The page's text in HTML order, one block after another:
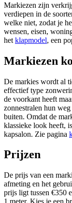
Markiezen zijn
verdiepen in de
welke niet, zodat je
wensen, eisen,
het klapmodel, een
Markiezen
De markies wordt al
effectief type
de voorkant heeft
zonnestralen hun
buiten. Omdat de
klassieke look heeft,
kapsalon. Zie pagina
Prijzen
De prijs van een
afmeting en het
prijs ligt tussen €350